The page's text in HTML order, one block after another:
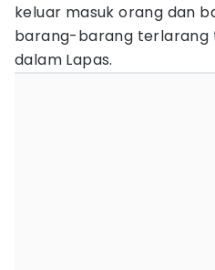
keluar masuk orang dan
barang-barang terlarang
dalam Lapas.